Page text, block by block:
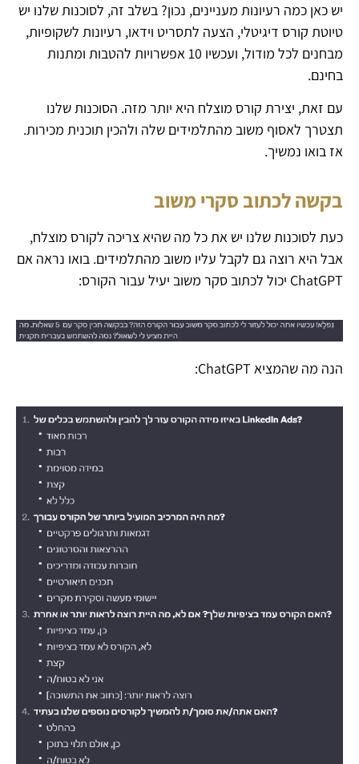
יש כאן כמה רעיונות מעניינים, נכון? בשלב זה, לסוכנות שלנו יש
טיוטת קורס דיגיטלי, הצעה לתסריט וידאו, רעיונות לשקופיות,
מבחנים לכל מודול, ועכשיו 10 אפשרויות להטבות ומתנות
בחינם.
עם זאת, יצירת קורס מוצלח היא יותר מזה. הסוכנות שלנו
תצטרך לאסוף משוב מהתלמידים שלה ולהכין תוכנית מכירות.
אז בואו נמשיך.
בקשה לכתוב סקרי משוב
כעת לסוכנות שלנו יש את כל מה שהיא צריכה לקורס מוצלח,
אבל היא רוצה גם לקבל עליו משוב מהתלמידים. בואו נראה אם
​​ChatGPT יכול לכתוב סקר משוב יעיל עבור הקורס:
הנה מה שהמציא ChatGPT: